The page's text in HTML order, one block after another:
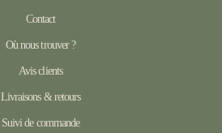
Contact
Où nous trouver ?
Avis clients
Livraisons & retours
Suivi de commande